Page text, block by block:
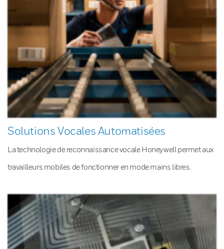
Solutions Vocales Automatisées
La technologie de reconnaissance vocale Honeywell permet aux
travailleurs mobiles de fonctionner en mode mains libres.